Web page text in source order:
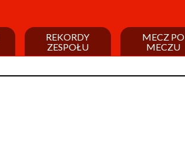
REKORDY
ZESPOŁU
MECZ PO
MECZU